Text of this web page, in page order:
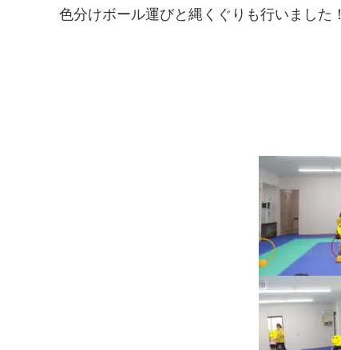
色分けボール運びと縄くぐりも行いました！